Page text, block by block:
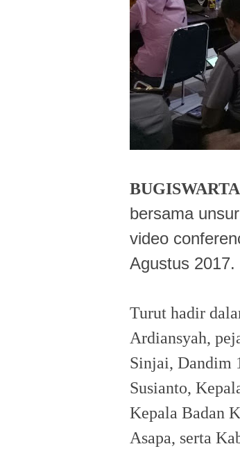
bersama
video
Agustus 2017.
Turut hadir
Ardiansyah,
Sinjai, Dandim
Susianto,
Kepala Badan
Asapa, serta